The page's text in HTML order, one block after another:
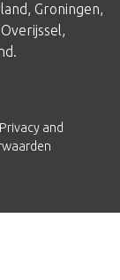
, Groningen,
Overijssel,
.
Privacy and